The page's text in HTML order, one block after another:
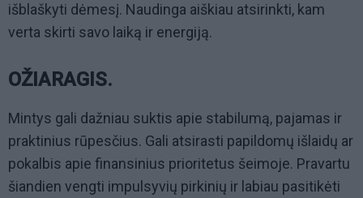
išblaškyti dėmesį. Naudinga aiškiau atsirinkti, kam
verta skirti savo laiką ir energiją.
OŽIARAGIS.
Mintys gali dažniau suktis apie stabilumą, pajamas ir
praktinius rūpesčius. Gali atsirasti papildomų išlaidų ar
pokalbis apie finansinius prioritetus šeimoje. Pravartu
šiandien vengti impulsyvių pirkinių ir labiau pasitikėti